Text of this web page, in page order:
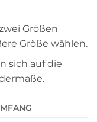
Größen
Größe wählen.
sich auf die